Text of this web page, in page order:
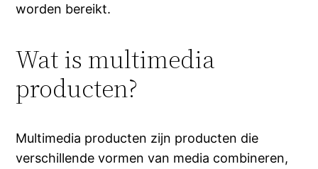
worden bereikt.
Wat is multimedia
producten?
Multimedia producten zijn producten die
verschillende vormen van media combineren,